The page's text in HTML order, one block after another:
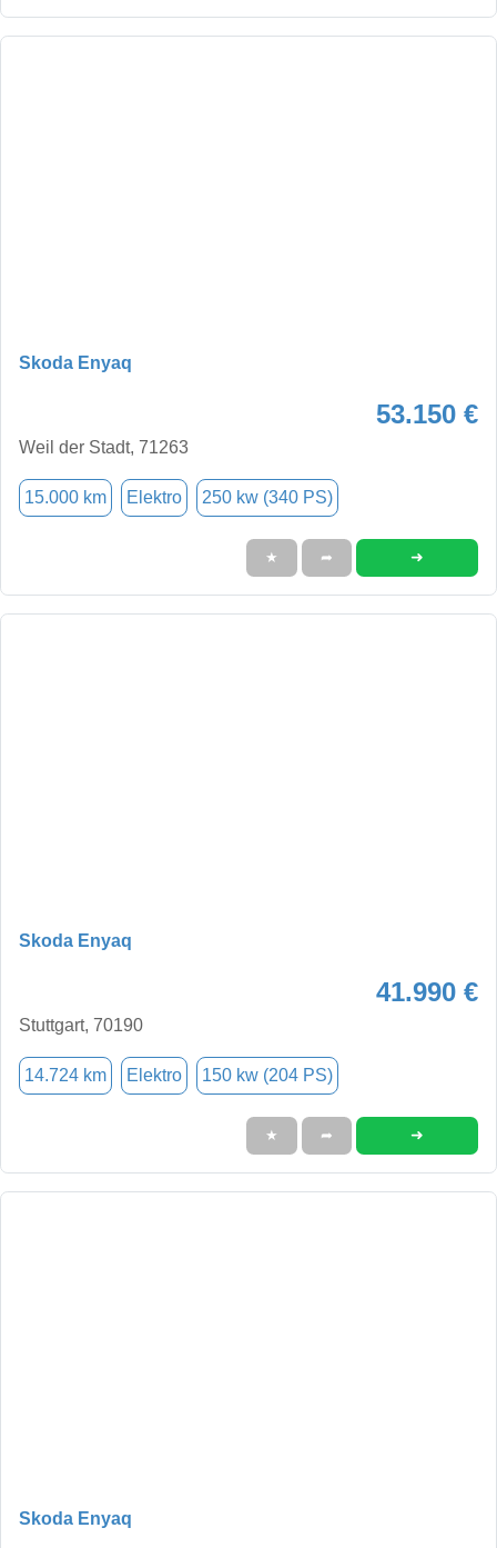
Skoda Enyaq
53.150 €
Weil der Stadt, 71263
15.000 km Elektro 250 kw (340 PS)
★ ➦ ➜
Skoda Enyaq
41.990 €
Stuttgart, 70190
14.724 km Elektro 150 kw (204 PS)
★ ➦ ➜
Skoda Enyaq